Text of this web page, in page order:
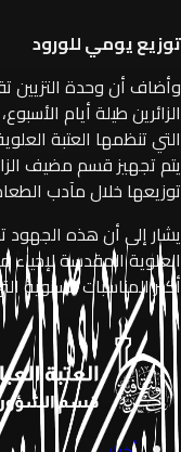
توزيع يومي للورود
الزائرين طيلة أيام
التي تنظمها العتبة
توزيعها خلال مآدب
يشار إلى أن هذه
العلوية المقدسة لإحياء
أكبر المناسبات السنوية